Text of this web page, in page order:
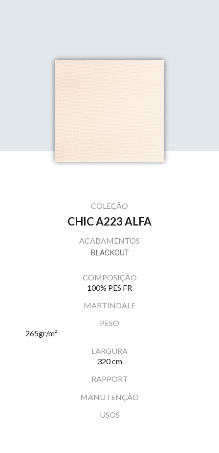
COLEÇÃO
CHIC A223 ALFA
ACABAMENTOS
BLACKOUT
COMPOSIÇÃO
100% PES FR
MARTINDALE
PESO
265gr/m²
LARGURA
320 cm
RAPPORT
MANUTENÇÃO
USOS